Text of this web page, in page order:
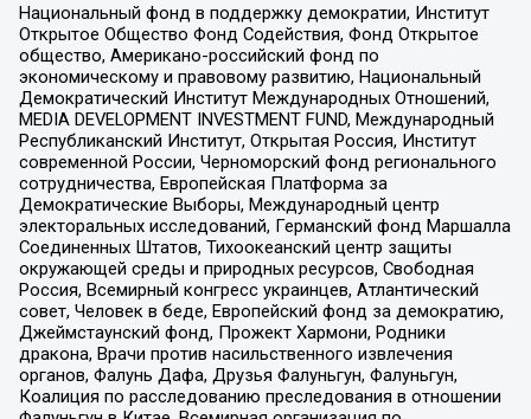
Национальный фонд в поддержку демократии, Институт
Открытое Общество Фонд Содействия, Фонд Открытое
общество, Американо-российский фонд по
экономическому и правовому развитию, Национальный
Демократический Институт Международных Отношений,
MEDIA DEVELOPMENT INVESTMENT FUND, Международный
Республиканский Институт, Открытая Россия, Институт
современной России, Черноморский фонд регионального
сотрудничества, Европейская Платформа за
Демократические Выборы, Международный центр
электоральных исследований, Германский фонд Маршалла
Соединенных Штатов, Тихоокеанский центр защиты
окружающей среды и природных ресурсов, Свободная
Россия, Всемирный конгресс украинцев, Атлантический
совет, Человек в беде, Европейский фонд за демократию,
Джеймстаунский фонд, Прожект Хармони, Родники
дракона, Врачи против насильственного извлечения
органов, Фалунь Дафа, Друзья Фалуньгун, Фалуньгун,
Коалиция по расследованию преследования в отношении